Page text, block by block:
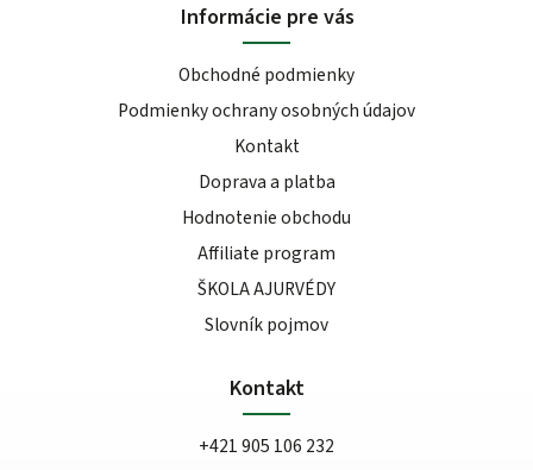
Informácie pre vás
Obchodné podmienky
Podmienky ochrany osobných údajov
Kontakt
Doprava a platba
Hodnotenie obchodu
Affiliate program
ŠKOLA AJURVÉDY
Slovník pojmov
Kontakt
+421 905 106 232